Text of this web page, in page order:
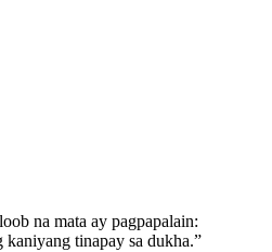
na mata ay pagpapalain:
kaniyang tinapay sa dukha.”